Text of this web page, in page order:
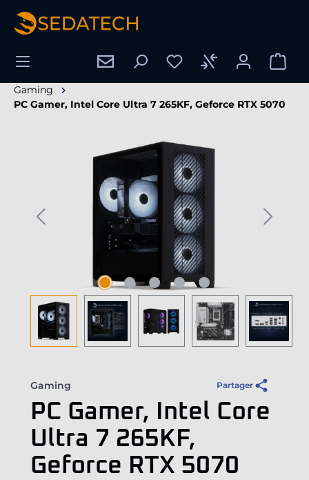
principal
Gaming
PC Gamer, Intel Core Ultra 7 265KF, Geforce RTX 5070
Ignorer la galerie d'images
Gaming Partager
PC Gamer, Intel Core
Ultra 7 265KF,
Geforce RTX 5070